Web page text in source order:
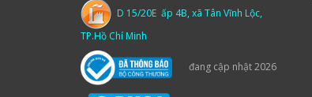
D 15/20E ấp 4B, xã Tân Vĩnh Lộc,
TP.Hồ Chí Minh
đang cập nhật 2026